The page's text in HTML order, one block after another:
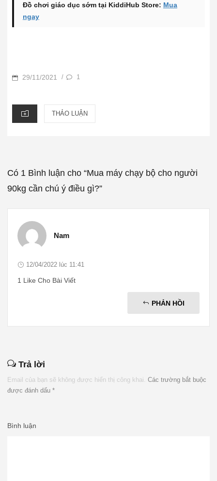
Đồ chơi giáo dục sớm tại KiddiHub Store: Mua
ngay
POSTED
29/11/2021 / 1
CATEGORIES
THẢO LUẬN
Có 1 Bình luận cho “Mua máy chạy bộ cho người
90kg cần chú ý điều gì?”
Nam
12/04/2022 lúc 11:41
1 Like Cho Bài Viết
PHẢN HỒI
Trả lời
Email của bạn sẽ không được hiển thị công khai. Các trường bắt buộc
được đánh dấu *
Bình luận